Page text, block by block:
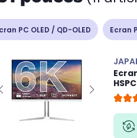
PC OLED / QD-OLED Ecran